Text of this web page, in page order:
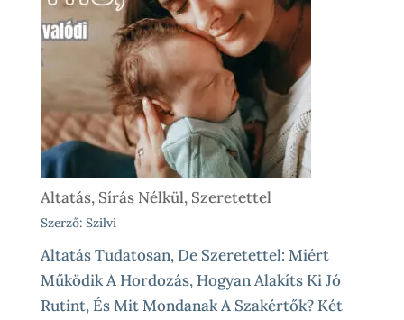
Altatás, Sírás Nélkül, Szeretettel
Szerző: Szilvi
Altatás Tudatosan, De Szeretettel: Miért
Működik A Hordozás, Hogyan Alakíts Ki Jó
Rutint, És Mit Mondanak A Szakértők? Két